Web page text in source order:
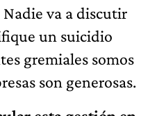
va a discutir
un suicidio
gremiales somos
son generosas.